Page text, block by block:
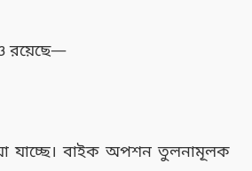
রয়েছে—
যাচ্ছে। বাইক অপশন তুলনামূলক